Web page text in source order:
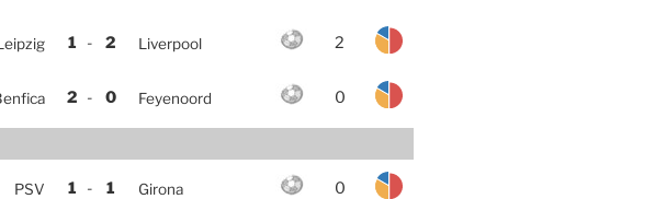
1 - 2 Liverpool 2
2 - 0 Feyenoord 0
PSV 1 - 1 Girona 0